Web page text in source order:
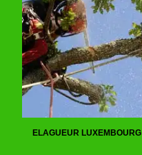
ELAGUEUR LUXEMBOURG